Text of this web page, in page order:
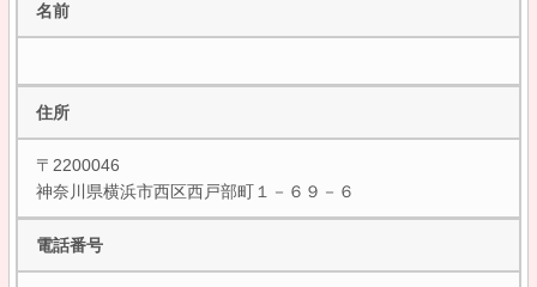
名前
住所
〒2200046
神奈川県横浜市西区西戸部町１－６９－６
電話番号